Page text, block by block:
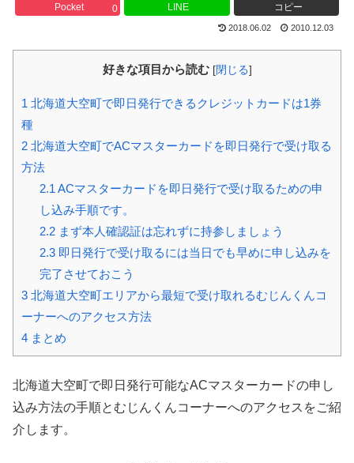
Pocket 0 LINE コピー
2018.06.02 2010.12.03
好きな項目から読む [閉じる]
1 北海道大空町で即日発行できるクレジットカードは1券
種
2 北海道大空町でACマスターカードを即日発行で受け取る
方法
2.1 ACマスターカードを即日発行で受け取るための申
し込み手順です。
2.2まず本人確認証は忘れずに持参しましょう
2.3即日発行で受け取るには当日でも早めに申し込みを
完了させておこう
3 北海道大空町エリアから最短で受け取れるむじんくんコ
ーナーへのアクセス方法
4 まとめ
北海道大空町で即日発行可能なACマスターカードの申し
込み方法の手順とむじんくんコーナーへのアクセスをご紹
介します。